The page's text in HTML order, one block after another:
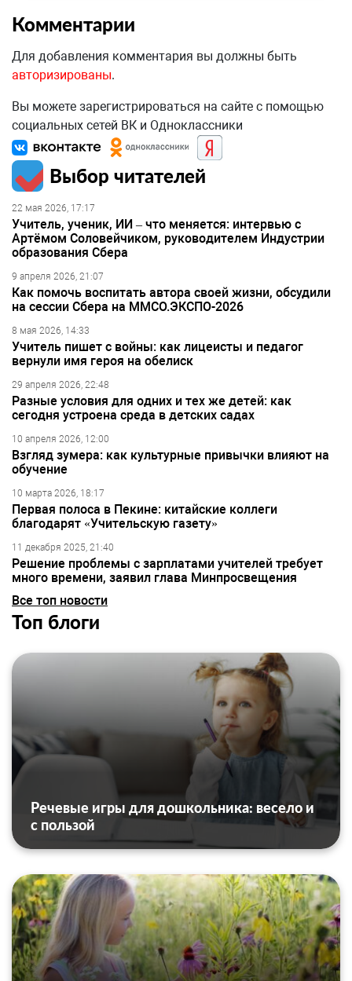
Комментарии
Для добавления комментария вы должны быть
авторизированы.
Вы можете зарегистрироваться на сайте с помощью
социальных сетей ВК и Одноклассники
Выбор читателей
22 мая 2026, 17:17
Учитель, ученик, ИИ – что меняется: интервью с
Артёмом Соловейчиком, руководителем Индустрии
образования Сбера
9 апреля 2026, 21:07
Как помочь воспитать автора своей жизни, обсудили
на сессии Сбера на ММСО.ЭКСПО-2026
8 мая 2026, 14:33
Учитель пишет с войны: как лицеисты и педагог
вернули имя героя на обелиск
29 апреля 2026, 22:48
Разные условия для одних и тех же детей: как
сегодня устроена среда в детских садах
10 апреля 2026, 12:00
Взгляд зумера: как культурные привычки влияют на
обучение
10 марта 2026, 18:17
Первая полоса в Пекине: китайские коллеги
благодарят «Учительскую газету»
11 декабря 2025, 21:40
Решение проблемы с зарплатами учителей требует
много времени, заявил глава Минпросвещения
Все топ новости
Топ блоги
Речевые игры для дошкольника: весело и
с пользой